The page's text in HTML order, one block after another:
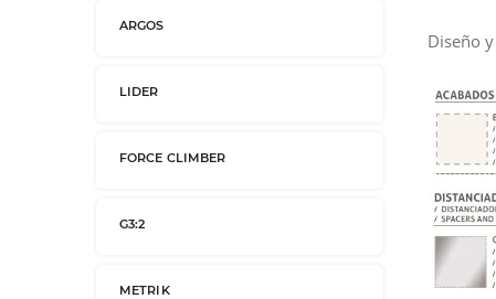
Diseño
ARGOS
LIDER
FORCE CLIMBER
G3:2
METRIK